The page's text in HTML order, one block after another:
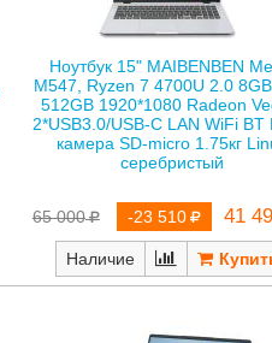
Ноутбук 15" MAIBENBEN
M547, Ryzen 7 4700U 2.0
512GB 1920*1080 Radeon
2*USB3.0/USB-С LAN WiFi BT
камера SD-micro 1.75кг
серебристый
65 000 -23 510 41
Наличие